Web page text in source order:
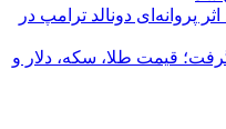
پروانه‌ای دونالد ترامپ در
را پس گرفت؛ قیمت طلا، سکه، دلار و